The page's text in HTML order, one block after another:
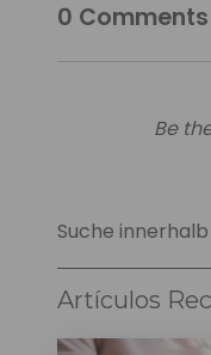
0 Comments
Be
Suche
Artículos